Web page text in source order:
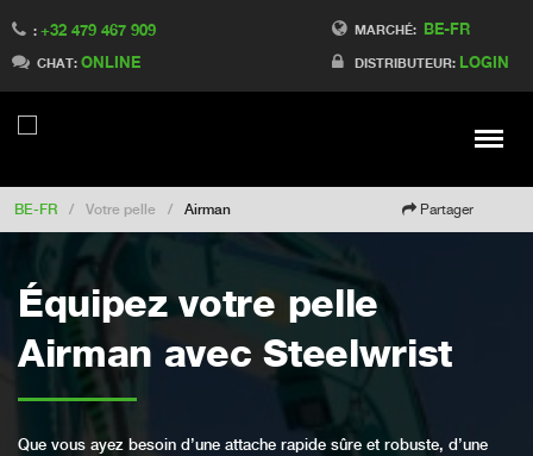
MARCHÉ: BE-FR
DISTRIBUTEUR: LOGIN
: +32 479 467 909
CHAT: ONLINE
Meny
Switch to Finland
Switch to Denmark
Switch to China
BE-FR / Votre pelle / Airman Partager
Équipez votre pelle
Airman avec Steelwrist
Que vous ayez besoin d’une attache rapide sûre et robuste, d’une